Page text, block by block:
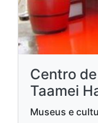
Centro
Taamei
Museus e